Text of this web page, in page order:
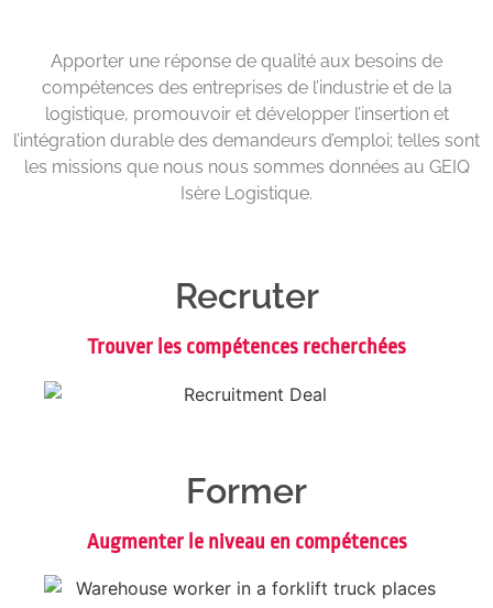
Apporter une réponse de qualité aux besoins de
compétences des entreprises de l’industrie et de la
logistique, promouvoir et développer l’insertion et
l’intégration durable des demandeurs d’emploi; telles sont
les missions que nous nous sommes données au GEIQ
Isère Logistique.
Recruter
Trouver les compétences recherchées
Former
Augmenter le niveau en compétences